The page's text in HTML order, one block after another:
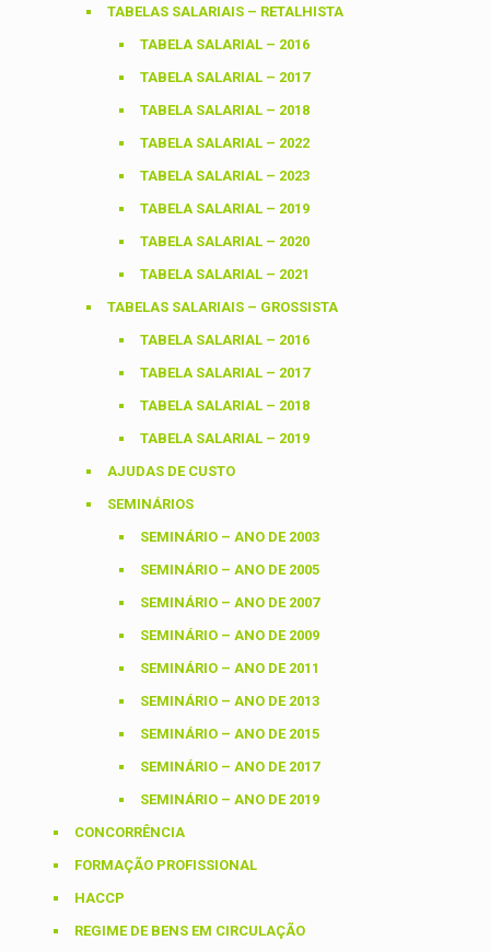
TABELAS SALARIAIS – RETALHISTA
TABELA SALARIAL – 2016
TABELA SALARIAL – 2017
TABELA SALARIAL – 2018
TABELA SALARIAL – 2022
TABELA SALARIAL – 2023
TABELA SALARIAL – 2019
TABELA SALARIAL – 2020
TABELA SALARIAL – 2021
TABELAS SALARIAIS – GROSSISTA
TABELA SALARIAL – 2016
TABELA SALARIAL – 2017
TABELA SALARIAL – 2018
TABELA SALARIAL – 2019
AJUDAS DE CUSTO
SEMINÁRIOS
SEMINÁRIO – ANO DE 2003
SEMINÁRIO – ANO DE 2005
SEMINÁRIO – ANO DE 2007
SEMINÁRIO – ANO DE 2009
SEMINÁRIO – ANO DE 2011
SEMINÁRIO – ANO DE 2013
SEMINÁRIO – ANO DE 2015
SEMINÁRIO – ANO DE 2017
SEMINÁRIO – ANO DE 2019
CONCORRÊNCIA
FORMAÇÃO PROFISSIONAL
HACCP
REGIME DE BENS EM CIRCULAÇÃO